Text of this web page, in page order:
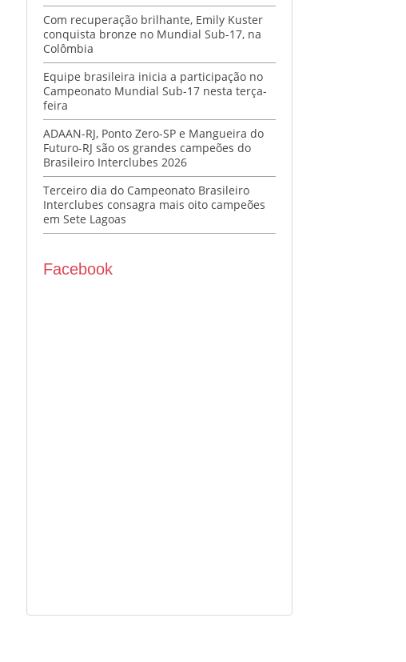
Com recuperação brilhante, Emily Kuster
conquista bronze no Mundial Sub-17, na
Colômbia
Equipe brasileira inicia a participação no
Campeonato Mundial Sub-17 nesta terça-
feira
ADAAN-RJ, Ponto Zero-SP e Mangueira do
Futuro-RJ são os grandes campeões do
Brasileiro Interclubes 2026
Terceiro dia do Campeonato Brasileiro
Interclubes consagra mais oito campeões
em Sete Lagoas
Facebook